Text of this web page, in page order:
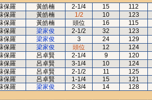
保羅 黃皓楠 2-1/4 15 112
保羅 黃皓楠 1/2 10 123
保羅 黃皓楠 頭位 16 115
保羅 梁家俊 2-1/2 32 123
保羅 梁家俊 3 24 129
保羅 梁家俊 頭位 12 124
保羅 呂卓賢 2-1/4 9 120
保羅 呂卓賢 3-1/4 10 124
保羅 呂卓賢 2-1/2 11 125
保羅 呂卓賢 1-1/4 15 121
保羅 梁家俊 2-3/4 14 128